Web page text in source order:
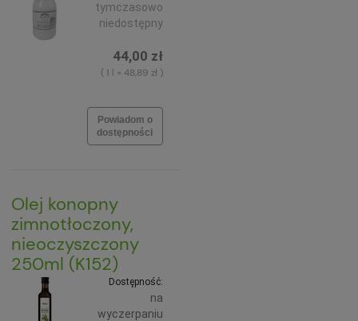
tymczasowo
niedostępny
44,00 zł
( 1 l = 48,89 zł )
Powiadom o
dostępności
Olej konopny
zimnotłoczony,
nieoczyszczony
250ml (K152)
Dostępność:
na
wyczerpaniu